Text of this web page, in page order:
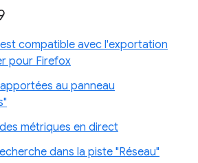
compatible avec l'exportation
pour Firefox
au panneau
métriques en direct
dans la piste "Réseau"